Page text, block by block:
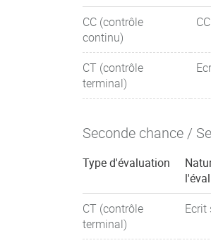
CC (contrôle
continu)
CT (contrôle
terminal)
Seconde chance /
Type d'évaluation
CT (contrôle
terminal)
Ecrit